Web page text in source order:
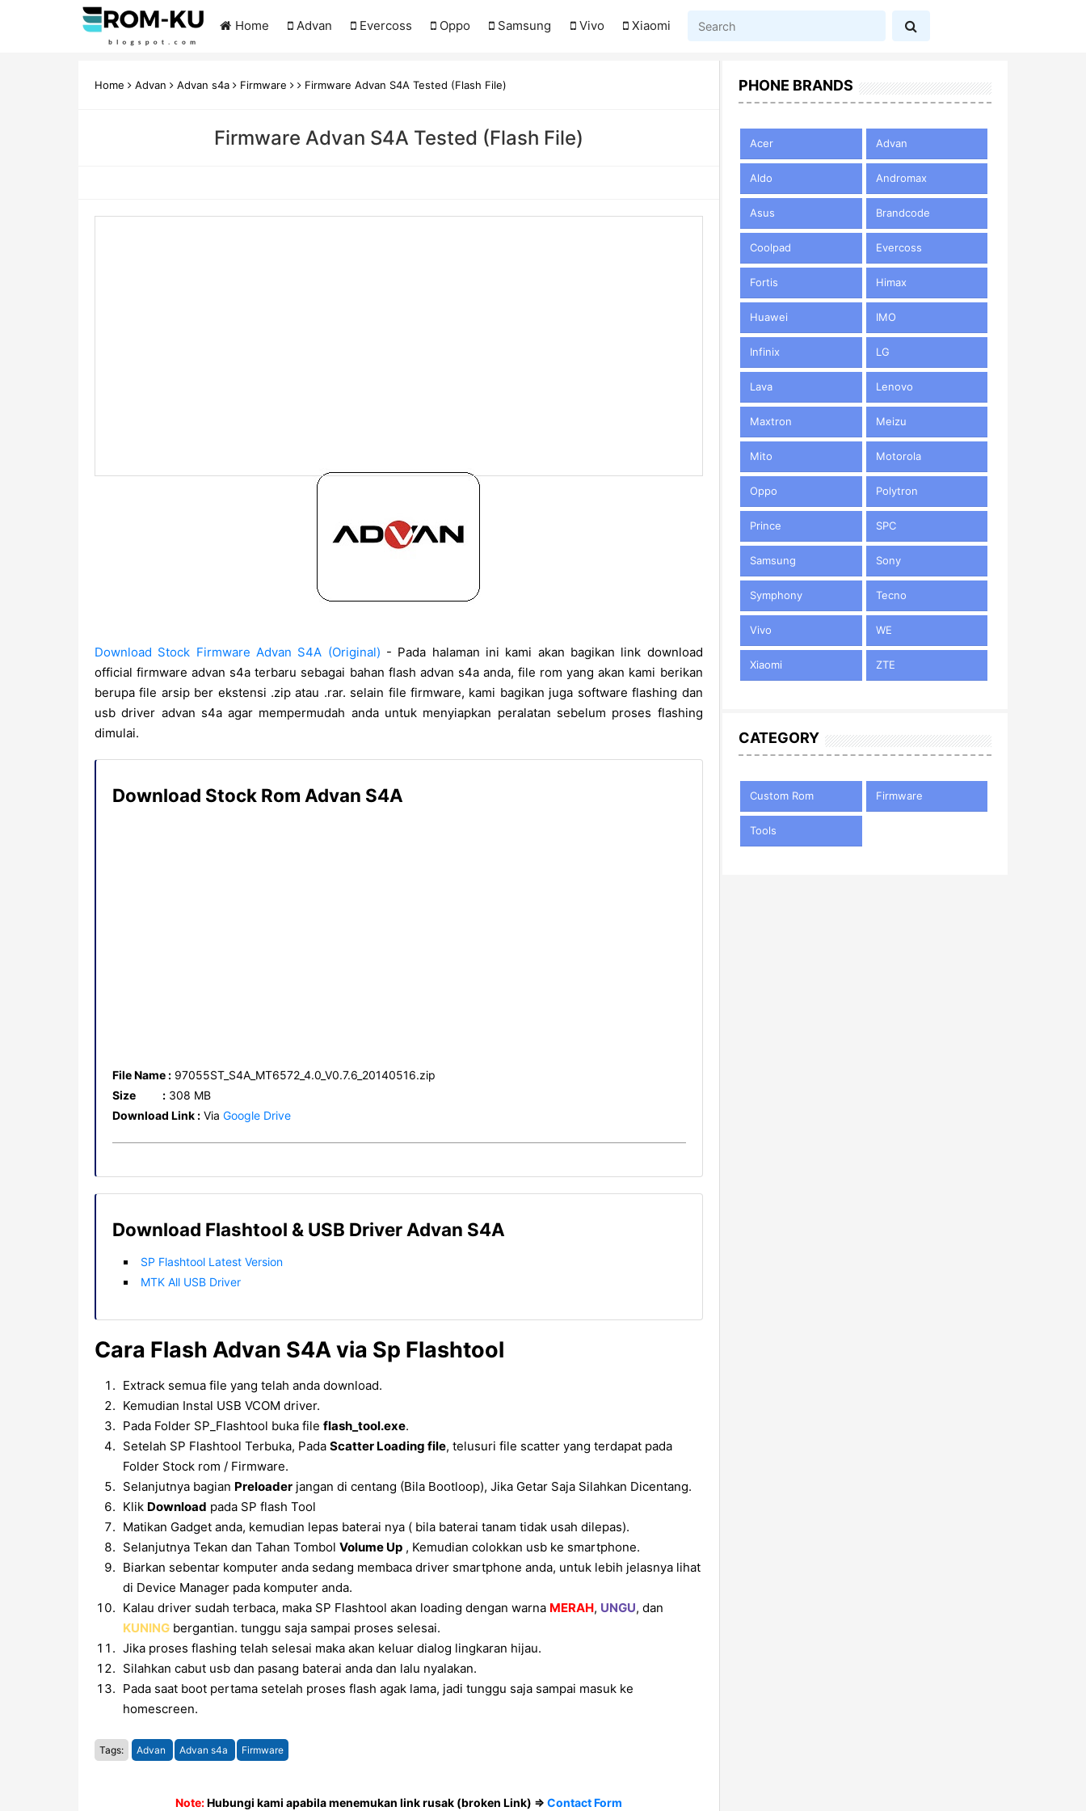
Home Advan Evercoss Oppo Samsung Vivo Xiaomi
Home Advan Advan s4a Firmware Firmware Advan S4A Tested (Flash File)
Firmware Advan S4A Tested (Flash File)
Download Stock Firmware Advan S4A (Original) - Pada halaman ini kami akan bagikan link download
official firmware advan s4a terbaru sebagai bahan flash advan s4a anda, file rom yang akan kami berikan
berupa file arsip ber ekstensi .zip atau .rar. selain file firmware, kami bagikan juga software flashing dan
usb driver advan s4a agar mempermudah anda untuk menyiapkan peralatan sebelum proses flashing
dimulai.
Download Stock Rom Advan S4A
File Name : 97055ST_S4A_MT6572_4.0_V0.7.6_20140516.zip
Size : 308 MB
Download Link : Via Google Drive
Download Flashtool & USB Driver Advan S4A
SP Flashtool Latest Version
MTK All USB Driver
Cara Flash Advan S4A via Sp Flashtool
Extrack semua file yang telah anda download.
Kemudian Instal USB VCOM driver.
Pada Folder SP_Flashtool buka file flash_tool.exe.
Setelah SP Flashtool Terbuka, Pada Scatter Loading file, telusuri file scatter yang terdapat pada
Folder Stock rom / Firmware.
Selanjutnya bagian Preloader jangan di centang (Bila Bootloop), Jika Getar Saja Silahkan Dicentang.
Klik Download pada SP flash Tool
Matikan Gadget anda, kemudian lepas baterai nya ( bila baterai tanam tidak usah dilepas).
Selanjutnya Tekan dan Tahan Tombol Volume Up , Kemudian colokkan usb ke smartphone.
Biarkan sebentar komputer anda sedang membaca driver smartphone anda, untuk lebih jelasnya lihat
di Device Manager pada komputer anda.
Kalau driver sudah terbaca, maka SP Flashtool akan loading dengan warna MERAH, UNGU, dan
KUNING bergantian. tunggu saja sampai proses selesai.
Jika proses flashing telah selesai maka akan keluar dialog lingkaran hijau.
Silahkan cabut usb dan pasang baterai anda dan lalu nyalakan.
Pada saat boot pertama setelah proses flash agak lama, jadi tunggu saja sampai masuk ke
homescreen.
Tags: Advan Advan s4a Firmware
Note:Hubungi kami apabila menemukan link rusak (broken Link) => Contact Form
PHONE BRANDS
Acer Advan
Aldo Andromax
Asus Brandcode
Coolpad Evercoss
Fortis Himax
Huawei IMO
Infinix LG
Lava Lenovo
Maxtron Meizu
Mito Motorola
Oppo Polytron
Prince SPC
Samsung Sony
Symphony Tecno
Vivo WE
Xiaomi ZTE
CATEGORY
Custom Rom Firmware
Tools